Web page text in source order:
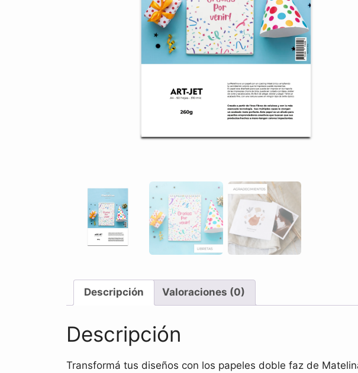
Descripción Valoraciones (0)
Descripción
Transformá tus diseños con los papeles doble faz de